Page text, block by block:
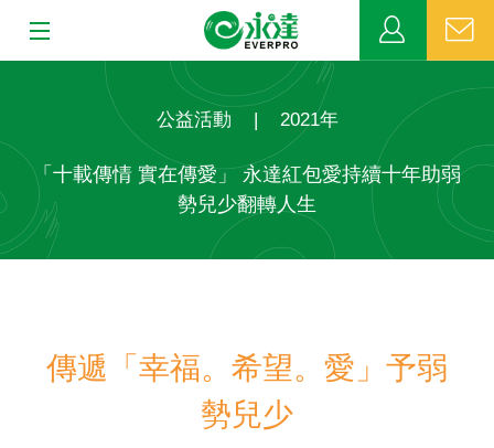
MDRT
公益活動 | 2021年
「十載傳情 實在傳愛」 永達紅包愛持續十年助弱
勢兒少翻轉人生
傳遞「幸福。希望。愛」予弱
勢兒少